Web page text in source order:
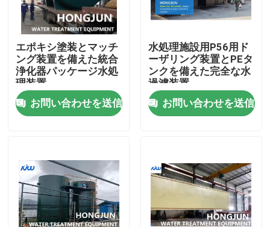
家
プロダクト
私達について
品質管理
私達に連絡しなさい
エポキシ塗装とマッチ
ング装置を備えた統合
浄化器パッケージ水処
理装置
お問い合わせを送信
水処理施設用P56用ド
ーザリング装置とPEタ
ンクを備えた完全な水
過濾装置
お問い合わせを送信